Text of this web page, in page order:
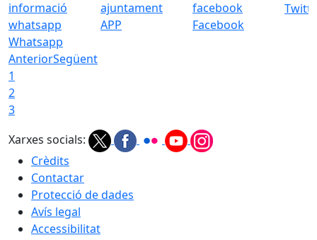
Whatsapp
APP Facebook
AnteriorSegüent
1
2
3
Xarxes socials:
Crèdits
Contactar
Protecció de dades
Avís legal
Accessibilitat